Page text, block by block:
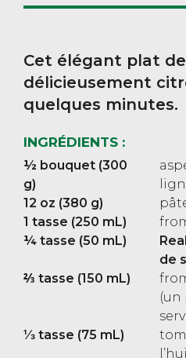
Cet élégant plat
délicieusement
quelques minutes.
INGRÉDIENTS :
½ bouquet (300
g)
12 oz (380 g)
1 tasse (250 mL)
¼ tasse (50 mL)
de
⅔ tasse (150 mL)
(un
⅓ tasse (75 mL)